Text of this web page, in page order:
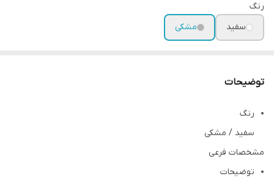
رنگ
سفید
مشکی
توضیحات
رنگ
سفید / مشکی
مشخصات فرعی
توضیحات